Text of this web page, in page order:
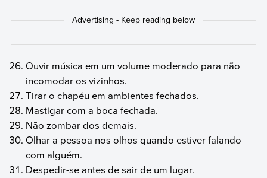
Ouvir música em um volume moderado para não
incomodar os vizinhos.
Tirar o chapéu em ambientes fechados.
Mastigar com a boca fechada.
Não zombar dos demais.
Olhar a pessoa nos olhos quando estiver falando
com alguém.
Despedir-se antes de sair de um lugar.